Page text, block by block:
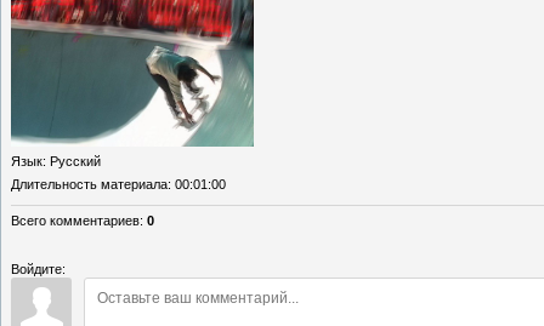
Язык: Русский
Длительность материала: 00:01:00
Всего комментариев: 0
Войдите: